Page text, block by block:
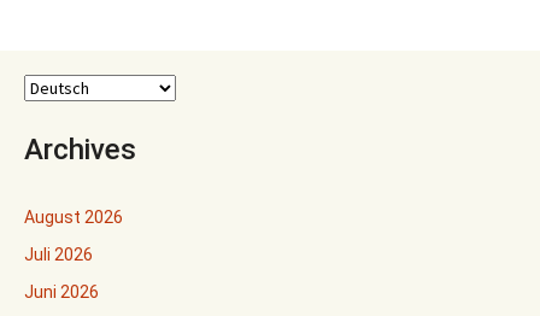
Archives
August 2026
Juli 2026
Juni 2026